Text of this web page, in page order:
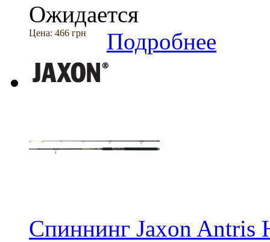
Ожидается
Цена: 466 грн Подробнее
Спиннинг Jaxon Antris